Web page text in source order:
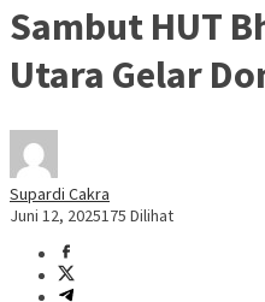
Sambut HUT
Utara Gelar
Supardi Cakra
Juni 12, 2025175 Dilihat